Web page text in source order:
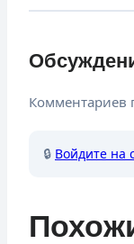
Комментариев
🔒 Войдите на